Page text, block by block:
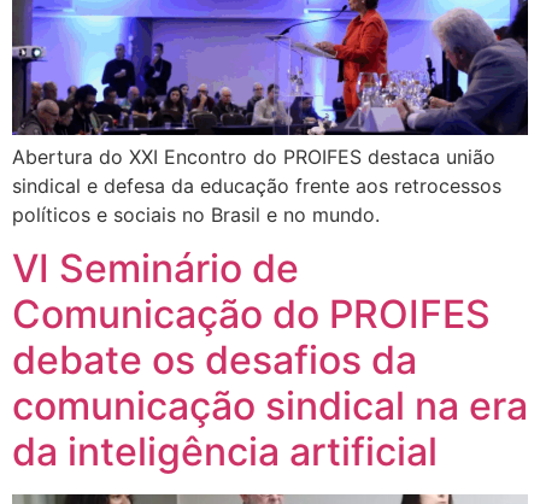
Abertura do XXI Encontro do PROIFES destaca união
sindical e defesa da educação frente aos retrocessos
políticos e sociais no Brasil e no mundo.
VI Seminário de
Comunicação do PROIFES
debate os desafios da
comunicação sindical na era
da inteligência artificial